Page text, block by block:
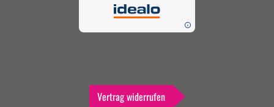
Vertrag widerrufen